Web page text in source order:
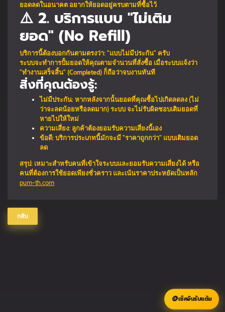
ยอดลดในอนาคต อยากให้ยอดอยู่ครบตามที่ซื้อไว้
⚠️ 2. บริการแบบ "ไม่เติม
ยอด" (No Refill)
บริการนี้ต้องบอกกันตามตรงว่า: "แบบไม่มีประกัน" ครับ
ระบบจะทำการปั้มยอดให้คุณตามจำนวนที่สั่งซื้อ เมื่อระบบแจ้งว่า
"ทำงานเสร็จสิ้น" (Completed) ก็ถือว่าจบงานทันที
สิ่งที่คุณต้องรู้:
ไม่มีประกัน: หากหลังจากนั้นยอดที่คุณซื้อไปเกิดลดลง (ไม่
ว่าจะลดน้อยหรือลดมาก) ระบบ จะไม่รับผิดชอบเติมยอดที่
หายไปให้ใหม่
ความเสี่ยง: ลูกค้าต้องยอมรับความเสี่ยงนี้เอง
ข้อดี: บริการประเภทนี้มักจะมี "ราคาถูกกว่า" แบบเติมยอด
ลด
สรุป: เหมาะสำหรับคนที่เข้าใจระบบและยอมรับความเสี่ยงได้ หรือ
คนที่ต้องการใช้ยอดเพียงชั่วคราว และเน้นราคาประหยัดเป็นหลัก
pum-th.com
กลับ
🪙เช็คอินรับแต้ม